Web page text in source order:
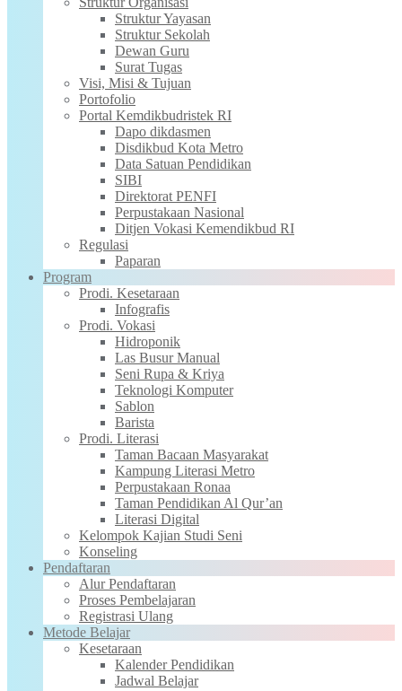
Struktur Yayasan
Struktur Sekolah
Dewan Guru
Surat Tugas
Visi, Misi & Tujuan
Portofolio
Portal Kemdikbudristek RI
Dapo dikdasmen
Disdikbud Kota Metro
Data Satuan Pendidikan
SIBI
Direktorat PENFI
Perpustakaan Nasional
Ditjen Vokasi Kemendikbud RI
Regulasi
Paparan
Program
Prodi. Kesetaraan
Infografis
Prodi. Vokasi
Hidroponik
Las Busur Manual
Seni Rupa & Kriya
Teknologi Komputer
Sablon
Barista
Prodi. Literasi
Taman Bacaan Masyarakat
Kampung Literasi Metro
Perpustakaan Ronaa
Taman Pendidikan Al Qur’an
Literasi Digital
Kelompok Kajian Studi Seni
Konseling
Pendaftaran
Alur Pendaftaran
Proses Pembelajaran
Registrasi Ulang
Metode Belajar
Kesetaraan
Kalender Pendidikan
Jadwal Belajar